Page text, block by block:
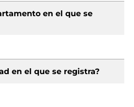
en el que se
en el que se registra?